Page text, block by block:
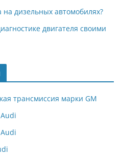
на дизельных автомобилях?
двигателя своими
трансмиссия марки GM
Audi
Audi